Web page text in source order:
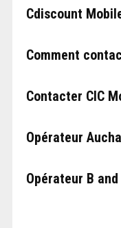
Cdiscount
Comment
Contacter CIC
Opérateur
Opérateur B and